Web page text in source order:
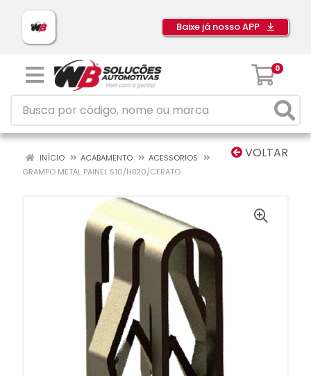
Baixe já nosso APP
0
VOLTAR
INÍCIO ACABAMENTO
ACESSORIOS
GRAMPO METAL PAINEL S10/HB20/CERATO